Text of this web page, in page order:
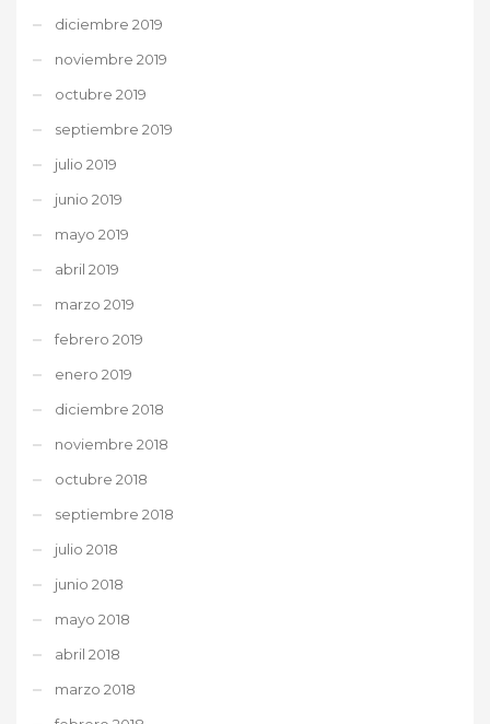
diciembre 2019
noviembre 2019
octubre 2019
septiembre 2019
julio 2019
junio 2019
mayo 2019
abril 2019
marzo 2019
febrero 2019
enero 2019
diciembre 2018
noviembre 2018
octubre 2018
septiembre 2018
julio 2018
junio 2018
mayo 2018
abril 2018
marzo 2018